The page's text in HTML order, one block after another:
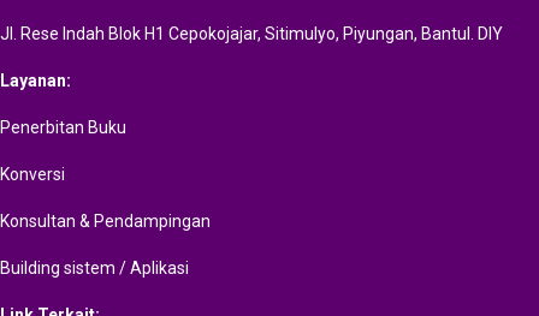
Jl. Rese Indah Blok H1 Cepokojajar, Sitimulyo, Piyungan, Bantul. DIY
Layanan:
Penerbitan Buku
Konversi
Konsultan & Pendampingan
Building sistem / Aplikasi